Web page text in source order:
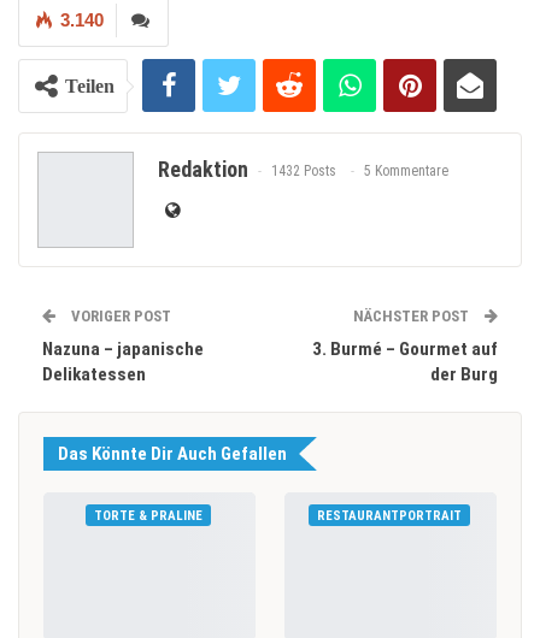
3.140
Teilen
Redaktion 1432 Posts 5 Kommentare
VORIGER POST
Nazuna – japanische
Delikatessen
NÄCHSTER POST
3. Burmé – Gourmet auf
der Burg
Das Könnte Dir Auch Gefallen
TORTE & PRALINE RESTAURANTPORTRAIT